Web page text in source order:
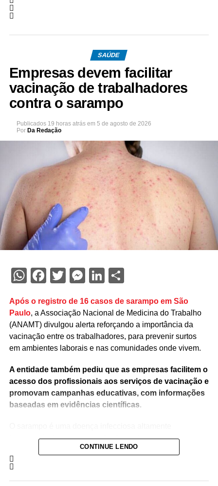
SAÚDE
Empresas devem facilitar
vacinação de trabalhadores
contra o sarampo
Publicados 19 horas atrás em 5 de agosto de 2026
Por Da Redação
WhatsApp
Facebook
Twitter
Messenger
LinkedIn
Após o registro de 16 casos de sarampo em São
Paulo, a Associação Nacional de Medicina do Trabalho
(ANAMT) divulgou alerta reforçando a importância da
vacinação entre os trabalhadores, para prevenir surtos
em ambientes laborais e nas comunidades onde vivem.
A entidade também pediu que as empresas facilitem o
acesso dos profissionais aos serviços de vacinação e
promovam campanhas educativas, com informações
baseadas em evidências científicas.
transmissível, cuja prevenção depende,
fundamentalmente, da vacinação. Embora o Brasil tenha
recuperado, em 2024, a certificação de eliminação da
CONTINUE LENDO